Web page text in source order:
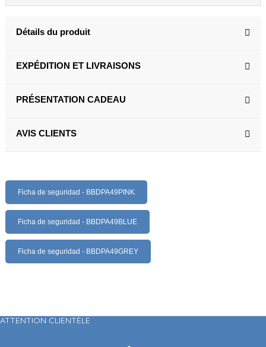
Détails du produit
EXPÉDITION ET LIVRAISONS
PRÉSENTATION CADEAU
AVIS CLIENTS
Ficha de seguridad - BBDPA49PINK
Ficha de seguridad - BBDPA49BLUE
Ficha de seguridad - BBDPA49GREY
ATTENTION CLIENTÈLE